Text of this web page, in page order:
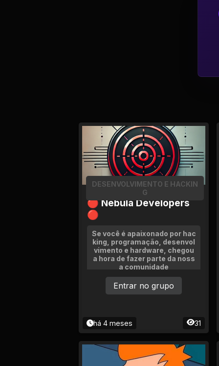
Saúde e Medicina
Tecnologias da
Viagem e Turismo
🔴 Nebula Developers
🔴
DESENVOLVIMENTO E HACKIN
G
Se você é apaixonado por hac
king, programação, desenvol
vimento e hardware, chegou
a hora de fazer parte da noss
a comunidade
há 4 meses 31
Entrar no grupo